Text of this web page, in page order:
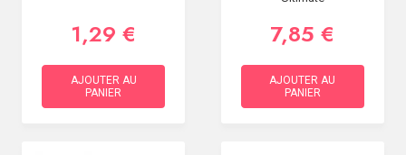
1,29 €
AJOUTER AU
PANIER
7,85 €
AJOUTER AU
PANIER